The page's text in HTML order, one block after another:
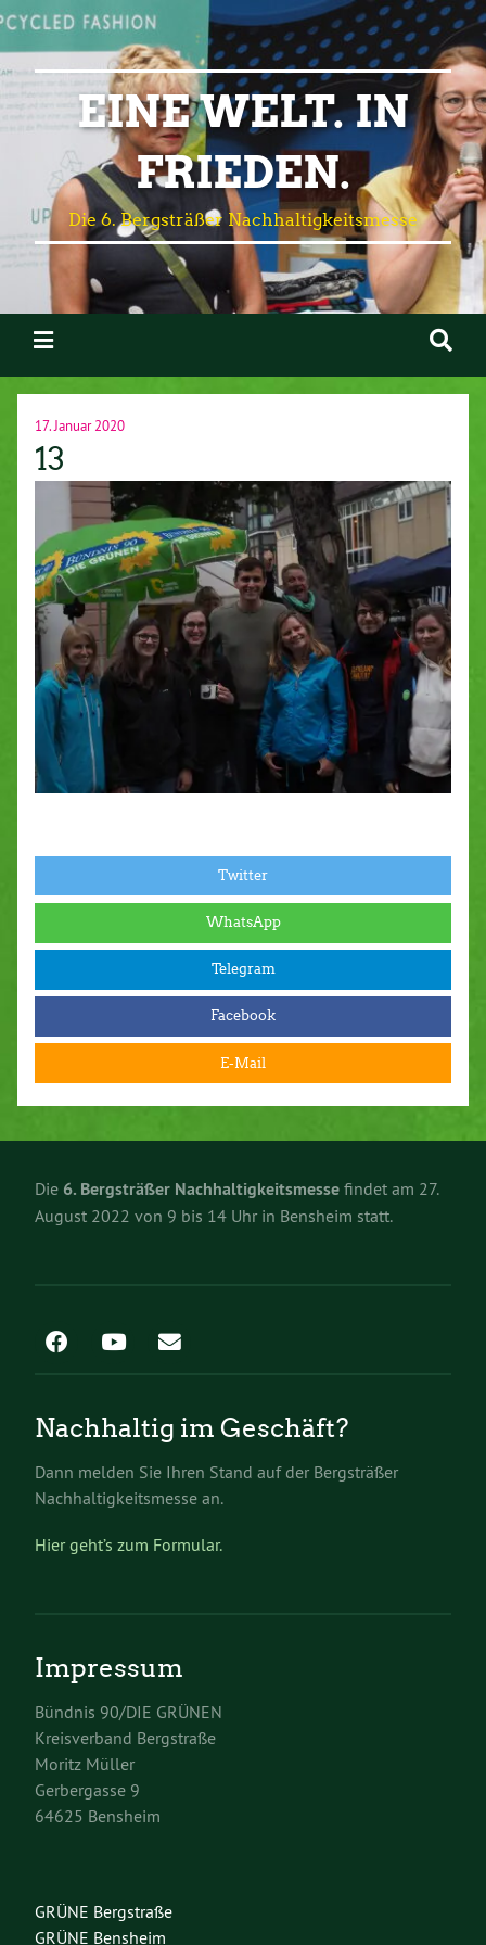
EINE WELT. IN
FRIEDEN.
Die 6. Bergsträßer Nachhaltigkeitsmesse
17. Januar 2020
13
Twitter
WhatsApp
Telegram
Facebook
E-Mail
Die 6. Bergsträßer Nachhaltigkeitsmesse findet am 27.
August 2022 von 9 bis 14 Uhr in Bensheim statt.
Nachhaltig im Geschäft?
Dann melden Sie Ihren Stand auf der Bergsträßer
Nachhaltigkeitsmesse an.
Hier geht’s zum Formular.
Impressum
Bündnis 90/DIE GRÜNEN
Kreisverband Bergstraße
Moritz Müller
Gerbergasse 9
64625 Bensheim
GRÜNE Bergstraße
GRÜNE Bensheim